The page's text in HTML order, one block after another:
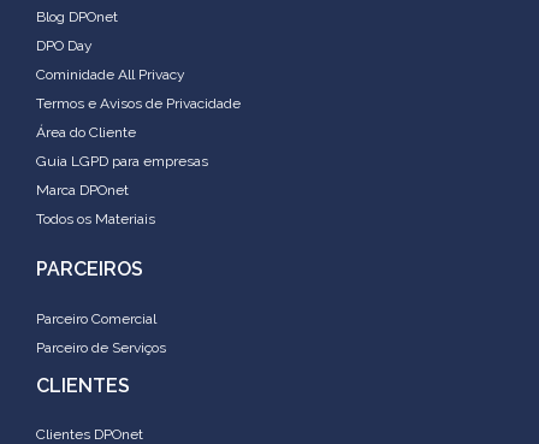
Blog DPOnet
DPO Day
Cominidade All Privacy
Termos e Avisos de Privacidade
Área do Cliente
Guia LGPD para empresas
Marca DPOnet
Todos os Materiais
PARCEIROS
Parceiro Comercial
Parceiro de Serviços
CLIENTES
Clientes DPOnet